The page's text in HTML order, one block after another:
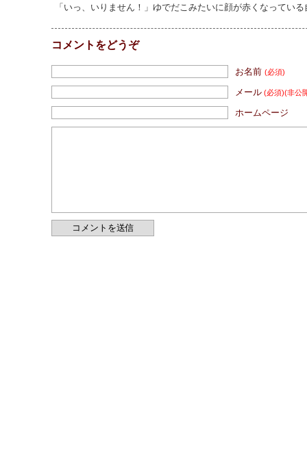
「いっ、いりません！」ゆでだこみたいに顔が赤くなってい
コメントをどうぞ
お名前 (必須)
メール (必須)(非公
ホームページ